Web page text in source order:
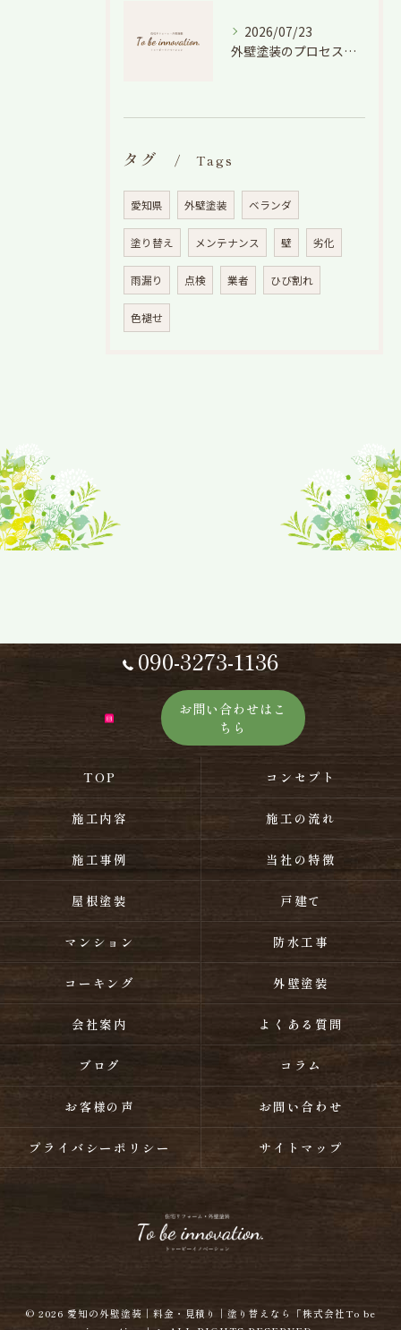
2026/07/23
外壁塗装のプロセスを愛知県でスムーズに進めるための工程と費用徹底解説
タグ Tags
愛知県 外壁塗装 ベランダ
塗り替え メンテナンス 壁 劣化
雨漏り 点検 業者 ひび割れ
色褪せ
090-3273-1136
お問い合わせはこ
ちら
TOP コンセプト
施工内容 施工の流れ
施工事例 当社の特徴
屋根塗装 戸建て
マンション 防水工事
コーキング 外壁塗装
会社案内 よくある質問
ブログ コラム
お客様の声 お問い合わせ
プライバシーポリシー サイトマップ
© 2026 愛知の外壁塗装｜料金・見積り｜塗り替えなら「株式会社To be